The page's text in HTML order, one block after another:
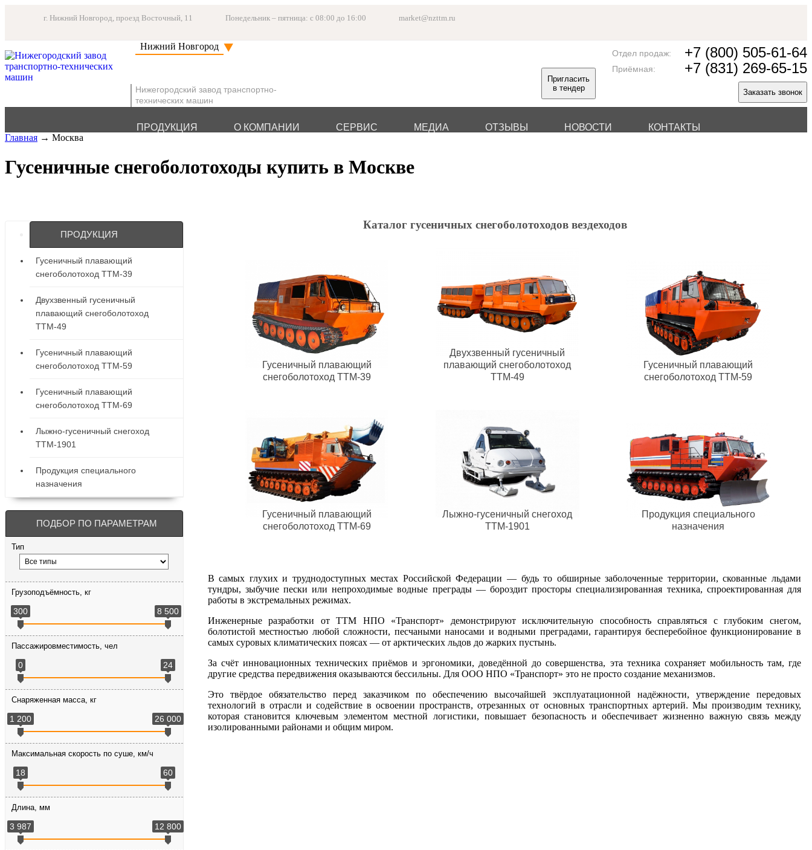
г. Нижний Новгород, проезд Восточный, 11 Понедельник – пятница: с 08:00 до 16:00 market@nzttm.ru
Нижегородский завод транспортно-
технических машин
Пригласить
в тендер
Отдел продаж: +7 (800) 505-61-64
Приёмная: +7 (831) 269-65-15
Заказать звонок
Нижний Новгород
ПРОДУКЦИЯ О КОМПАНИИ СЕРВИС МЕДИА ОТЗЫВЫ НОВОСТИ
КОНТАКТЫ
Главная → Москва
Гусеничные снегоболотоходы купить в Москве
ПРОДУКЦИЯ
Гусеничный плавающий
снегоболотоход ТТМ-39
Двухзвенный гусеничный
плавающий снегоболотоход
ТТМ-49
Гусеничный плавающий
снегоболотоход ТТМ-59
Гусеничный плавающий
снегоболотоход ТТМ-69
Лыжно-гусеничный снегоход
ТТМ-1901
Продукция специального
назначения
ПОДБОР ПО ПАРАМЕТРАМ
Тип
Грузоподъёмность, кг
300 8 500
Пассажировместимость, чел
0 24
Снаряженная масса, кг
1 200 26 000
Максимальная скорость по суше, км/ч
18 60
Длина, мм
3 987 12 800
Каталог гусеничных снегоболотоходов вездеходов
Гусеничный плавающий
снегоболотоход ТТМ-39
Двухзвенный гусеничный
плавающий снегоболотоход
ТТМ-49
Гусеничный плавающий
снегоболотоход ТТМ-59
Гусеничный плавающий
снегоболотоход ТТМ-69
Лыжно-гусеничный снегоход
ТТМ-1901
Продукция специального
назначения
В самых глухих и труднодоступных местах Российской Федерации — будь то обширные заболоченные территории, скованные льдами
тундры, зыбучие пески или непроходимые водные преграды — бороздит просторы специализированная техника, спроектированная для
работы в экстремальных режимах.
Инженерные разработки от ТТМ НПО «Транспорт» демонстрируют исключительную способность справляться с глубоким снегом,
болотистой местностью любой сложности, песчаными наносами и водными преградами, гарантируя бесперебойное функционирование в
самых суровых климатических поясах — от арктических льдов до жарких пустынь.
За счёт инновационных технических приёмов и эргономики, доведённой до совершенства, эта техника сохраняет мобильность там, где
другие средства передвижения оказываются бессильны. Для ООО НПО «Транспорт» это не просто создание механизмов.
Это твёрдое обязательство перед заказчиком по обеспечению высочайшей эксплуатационной надёжности, утверждение передовых
технологий в отрасли и содействие в освоении пространств, отрезанных от основных транспортных артерий. Мы производим технику,
которая становится ключевым элементом местной логистики, повышает безопасность и обеспечивает жизненно важную связь между
изолированными районами и общим миром.